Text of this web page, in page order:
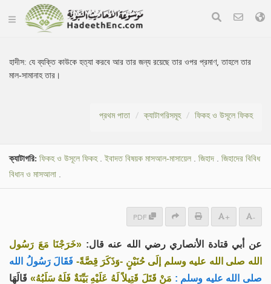
হাদীস:যে ব্যক্তি কাউকে হত্যা করবে আর তার জন্য রয়েছে তার ওপর প্রমাণ, তাহলে তার
মাল-সামানাহ তার।
প্রথম পাতা ক্যাটাগরিসমূহ ফিকহ ও উসূলে ফিকহ
ক্যাটাগরি: ফিকহ ও উসূলে ফিকহ. ইবাদত বিষয়ক মাসআল-মাসায়েল . জিহাদ . জিহাদের বিবিধ
বিধান ও মাসআলা .
PDF + -
عن أبي قتادة الأنصاري رضي الله عنه قال: «خَرَجْنَا مَعَ رَسُول
الله صلى الله عليه وسلم إلَى حُنَيْنٍ -وَذَكَرَ قِصَّةً- فَقَالَ رَسُولُ الله
صلى الله عليه وسلم : مَنْ قَتَلَ قَتِيلاً لَهُ عَلَيْهِ بَيِّنَةٌ فَلَهُ سَلَبُهُ» قَالَهَا